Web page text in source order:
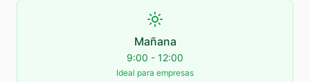
Mañana
9:00 - 12:00
Ideal para empresas